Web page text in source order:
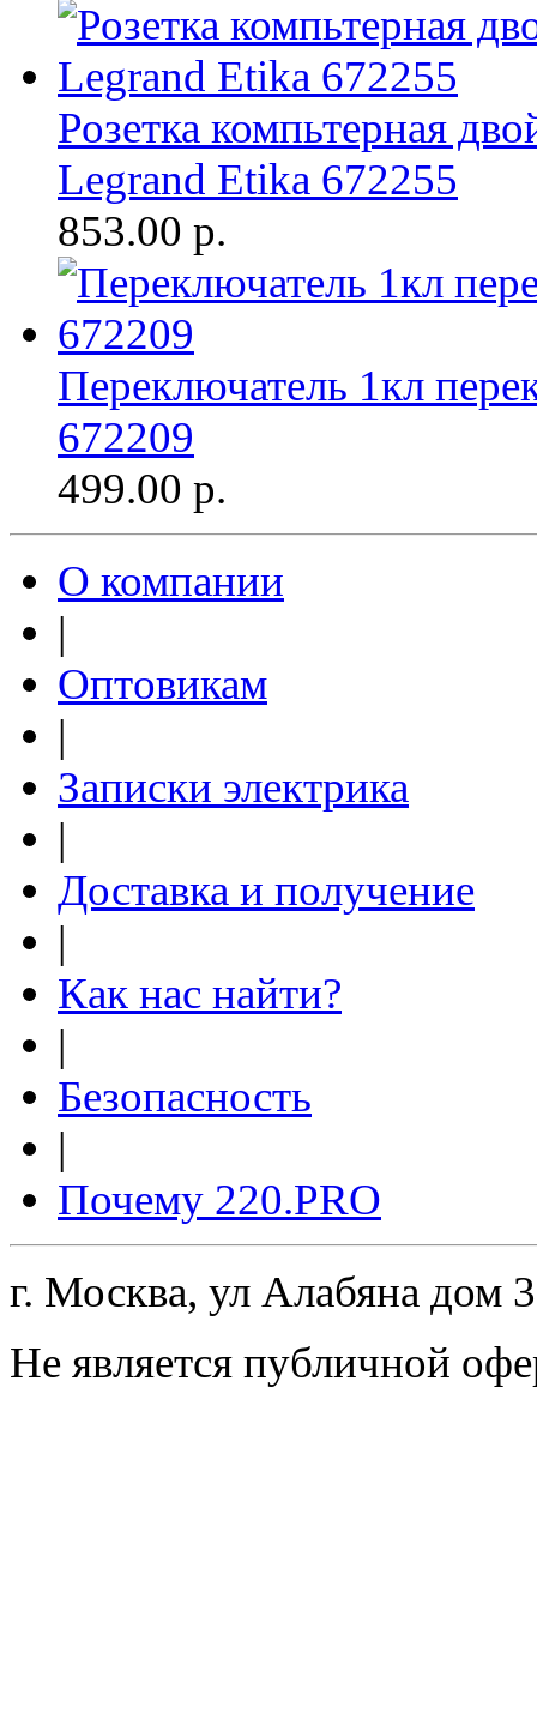
Розетка компьтерная
Legrand Etika 672255
853.00 р.
Переключатель 1кл
672209
499.00 р.
О компании
|
Оптовикам
|
Записки электрика
|
Доставка и получение
|
Как нас найти?
|
Безопасность
|
Почему 220.PRO
г. Москва, ул Алабяна дом
Не является публичной